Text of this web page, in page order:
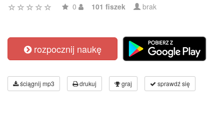
0 101 fiszek brak
rozpocznij naukę
ściągnij mp3 drukuj graj sprawdź się